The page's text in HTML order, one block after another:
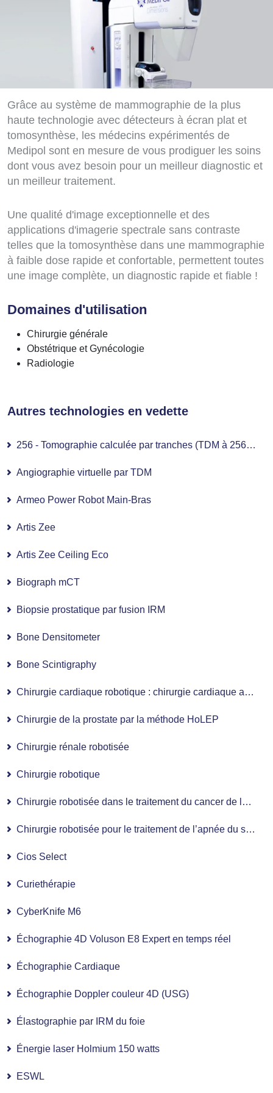
Grâce au système de mammographie de la plus
haute technologie avec détecteurs à écran plat et
tomosynthèse, les médecins expérimentés de
Medipol sont en mesure de vous prodiguer les soins
dont vous avez besoin pour un meilleur diagnostic et
un meilleur traitement.
Une qualité d'image exceptionnelle et des
applications d'imagerie spectrale sans contraste
telles que la tomosynthèse dans une mammographie
à faible dose rapide et confortable, permettent toutes
une image complète, un diagnostic rapide et fiable !
Domaines d'utilisation
Chirurgie générale
Obstétrique et Gynécologie
Radiologie
Autres technologies en vedette
256 - Tomographie calculée par tranches (TDM à 256 tranches)
Angiographie virtuelle par TDM
Armeo Power Robot Main-Bras
Artis Zee
Artis Zee Ceiling Eco
Biograph mCT
Biopsie prostatique par fusion IRM
Bone Densitometer
Bone Scintigraphy
Chirurgie cardiaque robotique : chirurgie cardiaque assistée par robot
Chirurgie de la prostate par la méthode HoLEP
Chirurgie rénale robotisée
Chirurgie robotique
Chirurgie robotisée dans le traitement du cancer de la prostate
Chirurgie robotisée pour le traitement de l’apnée du sommeil
Cios Select
Curiethérapie
CyberKnife M6
Échographie 4D Voluson E8 Expert en temps réel
Échographie Cardiaque
Échographie Doppler couleur 4D (USG)
Élastographie par IRM du foie
Énergie laser Holmium 150 watts
ESWL